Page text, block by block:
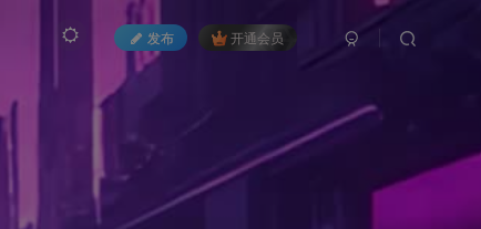
发布 开通会员